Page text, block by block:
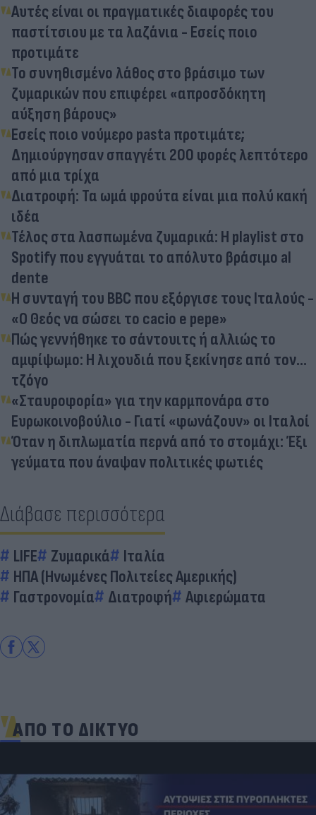
Αυτές είναι οι πραγματικές διαφορές του
παστίτσιου με τα λαζάνια - Εσείς ποιο
προτιμάτε
Το συνηθισμένο λάθος στο βράσιμο των
ζυμαρικών που επιφέρει «απροσδόκητη
αύξηση βάρους»
Εσείς ποιο νούμερο pasta προτιμάτε;
Δημιούργησαν σπαγγέτι 200 φορές λεπτότερο
από μια τρίχα
Διατροφή: Τα ωμά φρούτα είναι μια πολύ κακή
ιδέα
Τέλος στα λασπωμένα ζυμαρικά: Η playlist στο
Spotify που εγγυάται το απόλυτο βράσιμο al
dente
Η συνταγή του BBC που εξόργισε τους Ιταλούς -
«Ο Θεός να σώσει το cacio e pepe»
Πώς γεννήθηκε το σάντουιτς ή αλλιώς το
αμφίψωμο: Η λιχουδιά που ξεκίνησε από τον…
τζόγο
«Σταυροφορία» για την καρμπονάρα στο
Ευρωκοινοβούλιο - Γιατί «φωνάζουν» οι Ιταλοί
Όταν η διπλωματία περνά από το στομάχι: Έξι
γεύματα που άναψαν πολιτικές φωτιές
Διάβασε περισσότερα
LIFE Ζυμαρικά
Ιταλία
ΗΠΑ (Ηνωμένες Πολιτείες Αμερικής)
Γαστρονομία
Διατροφή Αφιερώματα
ΑΠΟ ΤΟ ΔΙΚΤΥΟ